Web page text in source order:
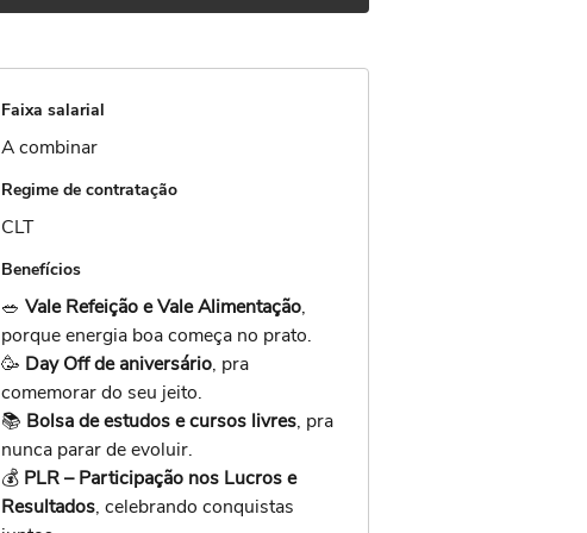
Faixa salarial
A combinar
Regime de contratação
CLT
Benefícios
🥗Vale Refeição e Vale Alimentação,
porque energia boa começa no prato.
🥳 Day Off de aniversário, pra
comemorar do seu jeito.
📚 Bolsa de estudos e cursos livres, pra
nunca parar de evoluir.
💰 PLR – Participação nos Lucros e
Resultados, celebrando conquistas